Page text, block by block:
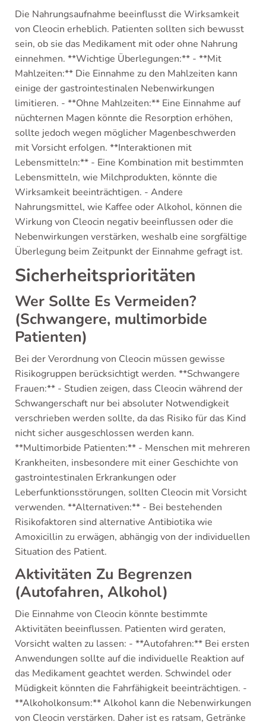
Die Nahrungsaufnahme beeinflusst die Wirksamkeit
von Cleocin erheblich. Patienten sollten sich bewusst
sein, ob sie das Medikament mit oder ohne Nahrung
einnehmen. **Wichtige Überlegungen:** - **Mit
Mahlzeiten:** Die Einnahme zu den Mahlzeiten kann
einige der gastrointestinalen Nebenwirkungen
limitieren. - **Ohne Mahlzeiten:** Eine Einnahme auf
nüchternen Magen könnte die Resorption erhöhen,
sollte jedoch wegen möglicher Magenbeschwerden
mit Vorsicht erfolgen. **Interaktionen mit
Lebensmitteln:** - Eine Kombination mit bestimmten
Lebensmitteln, wie Milchprodukten, könnte die
Wirksamkeit beeinträchtigen. - Andere
Nahrungsmittel, wie Kaffee oder Alkohol, können die
Wirkung von Cleocin negativ beeinflussen oder die
Nebenwirkungen verstärken, weshalb eine sorgfältige
Überlegung beim Zeitpunkt der Einnahme gefragt ist.
Sicherheitsprioritäten
Wer Sollte Es Vermeiden?
(Schwangere, multimorbide
Patienten)
Bei der Verordnung von Cleocin müssen gewisse
Risikogruppen berücksichtigt werden. **Schwangere
Frauen:** - Studien zeigen, dass Cleocin während der
Schwangerschaft nur bei absoluter Notwendigkeit
verschrieben werden sollte, da das Risiko für das Kind
nicht sicher ausgeschlossen werden kann.
**Multimorbide Patienten:** - Menschen mit mehreren
Krankheiten, insbesondere mit einer Geschichte von
gastrointestinalen Erkrankungen oder
Leberfunktionsstörungen, sollten Cleocin mit Vorsicht
verwenden. **Alternativen:** - Bei bestehenden
Risikofaktoren sind alternative Antibiotika wie
Amoxicillin zu erwägen, abhängig von der individuellen
Situation des Patient.
Aktivitäten Zu Begrenzen
(Autofahren, Alkohol)
Die Einnahme von Cleocin könnte bestimmte
Aktivitäten beeinflussen. Patienten wird geraten,
Vorsicht walten zu lassen: - **Autofahren:** Bei ersten
Anwendungen sollte auf die individuelle Reaktion auf
das Medikament geachtet werden. Schwindel oder
Müdigkeit könnten die Fahrfähigkeit beeinträchtigen. -
**Alkoholkonsum:** Alkohol kann die Nebenwirkungen
von Cleocin verstärken. Daher ist es ratsam, Getränke